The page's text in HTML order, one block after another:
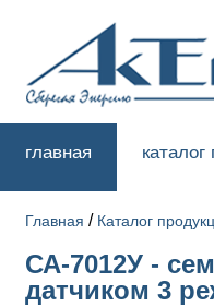
главная
Главная / Каталог
СА-7012У -
датчиком 3